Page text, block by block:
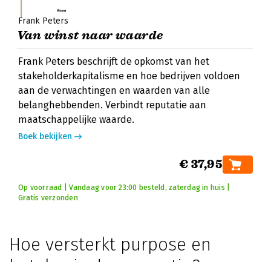
Frank Peters
Van winst naar waarde
Frank Peters beschrijft de opkomst van het
stakeholderkapitalisme en hoe bedrijven voldoen
aan de verwachtingen en waarden van alle
belanghebbenden. Verbindt reputatie aan
maatschappelijke waarde.
Boek bekijken
€ 37,95
Op voorraad | Vandaag voor 23:00 besteld, zaterdag in huis |
Gratis verzonden
Hoe versterkt purpose en